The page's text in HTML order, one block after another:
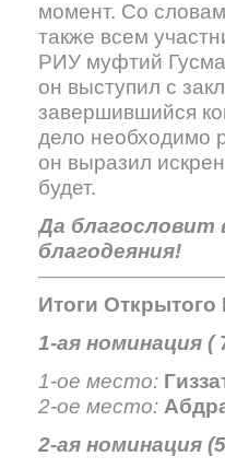
момент. Со
также всем
РИУ муфтий
он выступил с
завершившийся
дело необходимо
он выразил
будет.
Да благословит
благодеяния!
Итоги Открытого
1-ая номинация (
1-ое место:
2-ое место:
2-ая номинация